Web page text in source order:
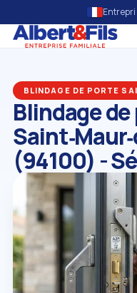
BLINDAGE DE PORTE
Blindage
(94100) -